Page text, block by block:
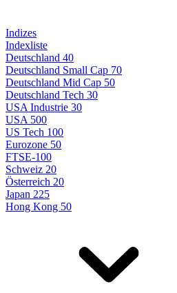
Indizes
Indexliste
Deutschland 40
Deutschland Small Cap 70
Deutschland Mid Cap 50
Deutschland Tech 30
USA Industrie 30
USA 500
US Tech 100
Eurozone 50
FTSE-100
Schweiz 20
Österreich 20
Japan 225
Hong Kong 50